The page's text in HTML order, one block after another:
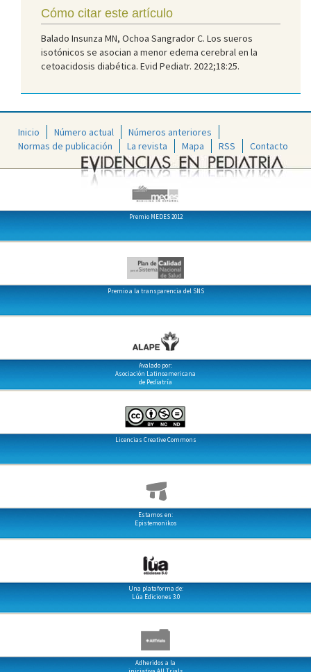
Cómo citar este artículo
Balado Insunza MN, Ochoa Sangrador C. Los sueros
isotónicos se asocian a menor edema cerebral en la
cetoacidosis diabética. Evid Pediatr. 2022;18:25.
Inicio Número actual
Números anteriores
Normas de publicación
La revista Mapa RSS Contacto
Premio MEDES 2012
Premio a la transparencia del SNS
Avalado por:
Asociación Latinoamericana
de Pediatría
Licencias Creative Commons
Estamos en:
Epistemonikos
Una plataforma de:
Lúa Ediciones 3.0
Adheridos a la